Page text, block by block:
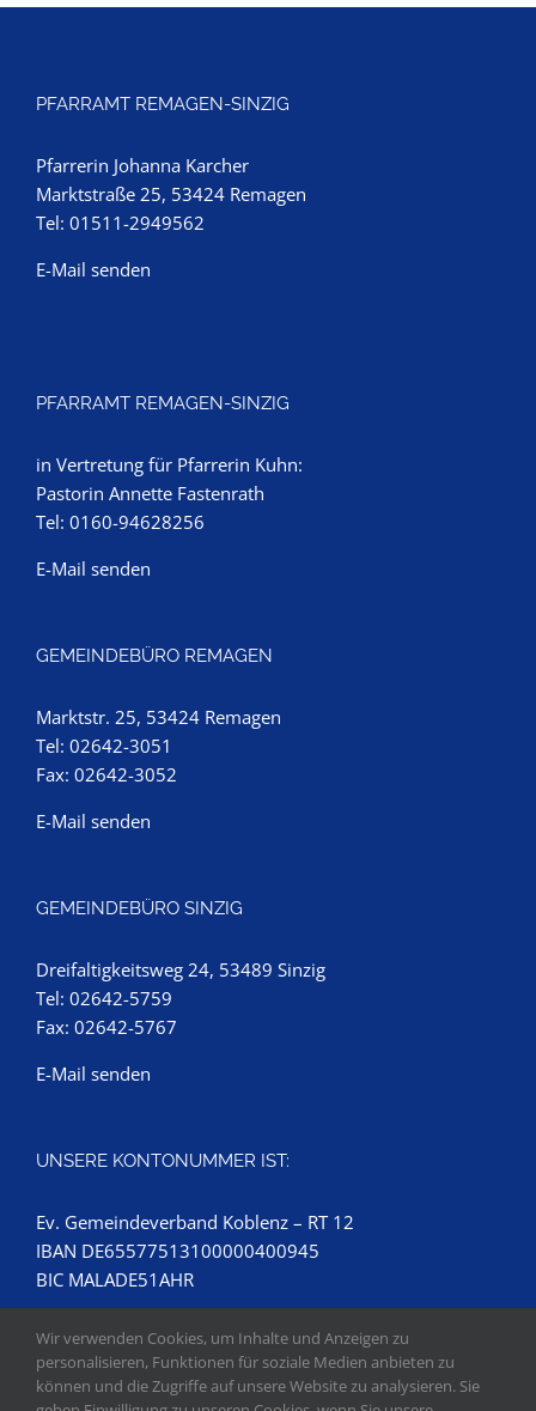
PFARRAMT REMAGEN-SINZIG
Pfarrerin Johanna Karcher
Marktstraße 25, 53424 Remagen
Tel: 01511-2949562
E-Mail senden
PFARRAMT REMAGEN-SINZIG
in Vertretung für Pfarrerin Kuhn:
Pastorin Annette Fastenrath
Tel: 0160-94628256
E-Mail senden
GEMEINDEBÜRO REMAGEN
Marktstr. 25, 53424 Remagen
Tel: 02642-3051
Fax: 02642-3052
E-Mail senden
GEMEINDEBÜRO SINZIG
Dreifaltigkeitsweg 24, 53489 Sinzig
Tel: 02642-5759
Fax: 02642-5767
E-Mail senden
UNSERE KONTONUMMER IST:
Ev. Gemeindeverband Koblenz – RT 12
IBAN DE65577513100000400945
BIC MALADE51AHR
Wir verwenden Cookies, um Inhalte und Anzeigen zu
personalisieren, Funktionen für soziale Medien anbieten zu
können und die Zugriffe auf unsere Website zu analysieren. Sie